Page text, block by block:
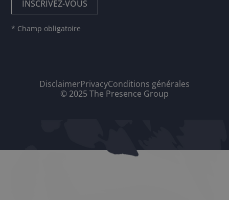
* Champ obligatoire
DisclaimerPrivacyConditions générales
© 2025 The Presence Group